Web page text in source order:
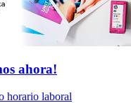
ahora!
horario laboral